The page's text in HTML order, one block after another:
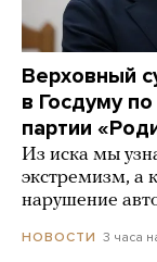
Верховный
в Госдуму
партии
Из иска мы
экстремизм, а
нарушение
НОВОСТИ 3 часа